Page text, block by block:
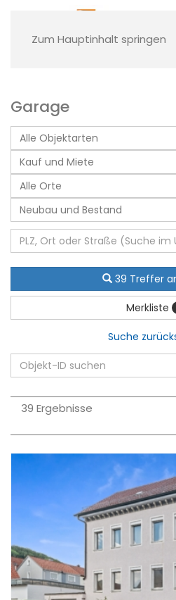
Zum Hauptinhalt springen
Garage
Alle Objektarten
Kauf und Miete
Alle Orte
Neubau und Bestand
39 Treffer
Merkliste
Suche
39 Ergebnisse